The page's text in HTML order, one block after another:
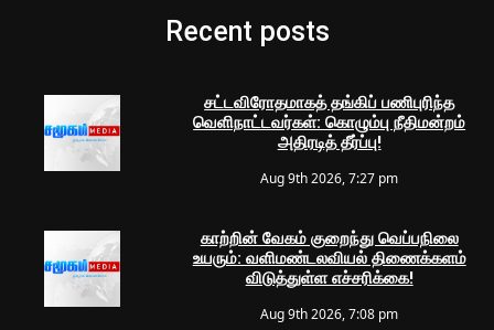
Recent posts
சட்டவிரோதமாகத் தங்கிப் பணிபுரிந்த
வெளிநாட்டவர்கள்: கொழும்பு நீதிமன்றம்
அதிரடித் தீர்ப்பு!
Aug 9th 2026, 7:27 pm
காற்றின் வேகம் குறைந்து வெப்பநிலை
உயரும்: வளிமண்டலவியல் திணைக்களம்
விடுத்துள்ள எச்சரிக்கை!
Aug 9th 2026, 7:08 pm